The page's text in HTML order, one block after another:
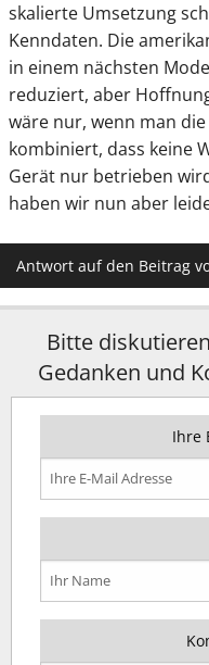
skalierte Umsetzung
Kenndaten. Die
in einem nächsten
reduziert, aber
wäre nur, wenn man
kombiniert, dass keine
Gerät nur betrieben
haben wir nun aber
Antwort auf den Beitrag
Bitte
Gedanken und
Ihre